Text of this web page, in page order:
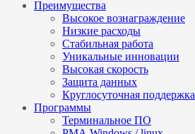
Преимущества
Высокое вознаграждение
Низкие расходы
Стабильная работа
Уникальные инновации
Высокая скорость
Защита данных
Круглосуточная поддержка
Программы
Терминальное ПО